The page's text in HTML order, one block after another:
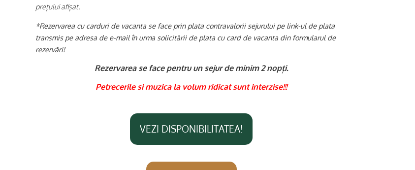
prețului afișat.
*Rezervarea cu carduri de vacanta se face prin plata contravalorii sejurului pe link-ul de plata
transmis pe adresa de e-mail în urma solicitării de plata cu card de vacanta din formularul de
rezervări!
Rezervarea se face pentru un sejur de minim 2 nopți.
Petrecerile si muzica la volum ridicat sunt interzise!!!
VEZI DISPONIBILITATEA!